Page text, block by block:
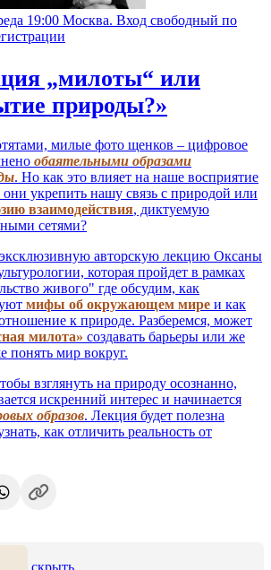
19:00 Москва. Вход свободный по
„милоты“ или
природы?»
милые фото щенков – цифровое
обаятельными образами
. Но как это влияет на наше восприятие
укрепить нашу связь с природой или
взаимодействия, диктуемую
сетями?
авторскую лекцию Оксаны
которая пройдет в рамках
живого" где обсудим, как
мифы об окружающем мире и как
к природе. Разберемся, может
милота» создавать барьеры или же
понять мир вокруг.
взглянуть на природу осознанно,
искренний интерес и начинается
образов. Лекция будет полезна
как отличить реальность от
скрыть